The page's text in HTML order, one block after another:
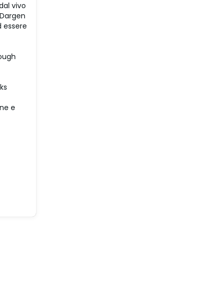
vivo
essere
e